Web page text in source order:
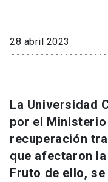
Extensión
Universidad
Información para
Futuros estudiantes
Go to english site
28 abril 2023
La Universidad
por el
recuperación
que afectaron
Fruto de ello,